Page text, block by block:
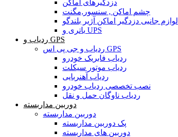
دزدگیرهای اماکن
چشم اماکن , سنسور,مگنت
لوازم جانبی دزدگیر اماکن آژیر بلندگو
باتری و UPS
ردیاب و GPS
ردیاب و جی پی اس GPS
ردیاب فابریک خودرو
ردیاب موتور سیکلت
ردیاب آهنربایی
نصب تخصصی ردیاب خودرو
ردیاب ناوگان حمل و نقل
دوربین مداربسته
دوربین مداربسته
پک دوربین مداربسته
دوربین های مداربسته